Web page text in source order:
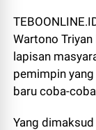
Wartono
lapisan
pemimpin
baru coba-
Yang